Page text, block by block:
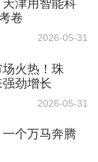
津用智能科
卷
2026-05-31
火热！珠
劲增长
2026-05-31
个万马奔腾